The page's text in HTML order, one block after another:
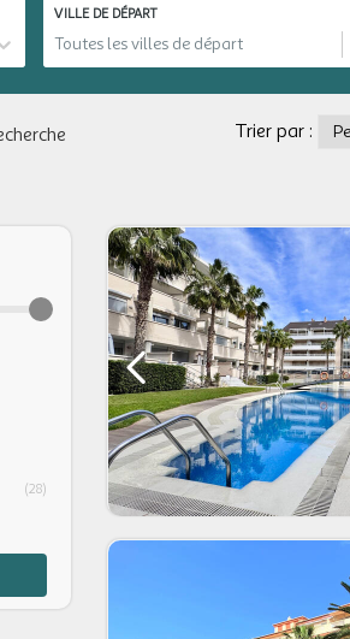
VILLE DE DÉPART
Toutes les villes de départ
Trier par :
(28)